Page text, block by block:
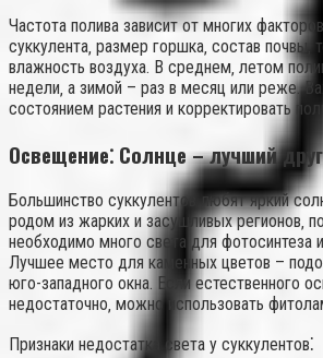
Частота полива зависит от многих
суккулента‚ размер горшка‚ состав почвы‚
влажность воздуха. В среднем‚ летом
недели‚ а зимой – раз в месяц или реже.
состоянием растения и корректировать
Освещение⁚ Солнце – лучший друг
Большинство суккулентов любят яркий
родом из жарких и засушливых регионов‚
необходимо много света для фотосинтеза
Лучшее место для каменных цветов –
юго-западного окна. Если естественного
недостаточно‚ можно использовать
Признаки недостатка света у суккулентов⁚